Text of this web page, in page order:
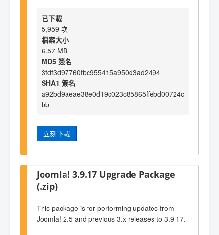
已下載
5,959 次
檔案大小
6.57 MB
MD5 簽名
3fdf3d97760fbc955415a950d3ad2494
SHA1 簽名
a92bd9aeae38e0d19c023c85865ffebd00724c
bb
立刻下載
Joomla! 3.9.17 Upgrade Package
(.zip)
This package is for performing updates from
Joomla! 2.5 and previous 3.x releases to 3.9.17.